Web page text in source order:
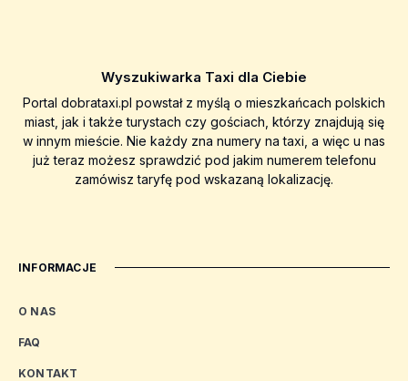
Wyszukiwarka Taxi dla Ciebie
Portal dobrataxi.pl powstał z myślą o mieszkańcach polskich
miast, jak i także turystach czy gościach, którzy znajdują się
w innym mieście. Nie każdy zna numery na taxi, a więc u nas
już teraz możesz sprawdzić pod jakim numerem telefonu
zamówisz taryfę pod wskazaną lokalizację.
INFORMACJE
O NAS
FAQ
KONTAKT